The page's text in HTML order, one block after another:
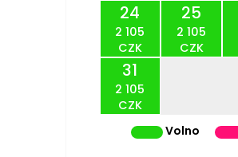
24
2 105
CZK
25
2 105
CZK
31
2 105
CZK
Volno